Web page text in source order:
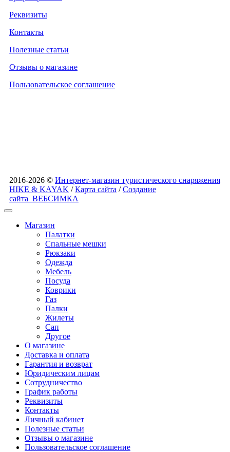
Реквизиты
Контакты
Полезные статьи
Отзывы о магазине
Пользовательское соглашение
2016-2026 © Интернет-магазин туристического снаряжения
HIKE & KAYAK /Карта сайта /Создание
сайта ВЕБСИМКА
Магазин
Палатки
Спальные мешки
Рюкзаки
Одежда
Мебель
Посуда
Коврики
Газ
Палки
Жилеты
Сап
Другое
О магазине
Доставка и оплата
Гарантия и возврат
Юридическим лицам
Сотрудничество
График работы
Реквизиты
Контакты
Личный кабинет
Полезные статьи
Отзывы о магазине
Пользовательское соглашение